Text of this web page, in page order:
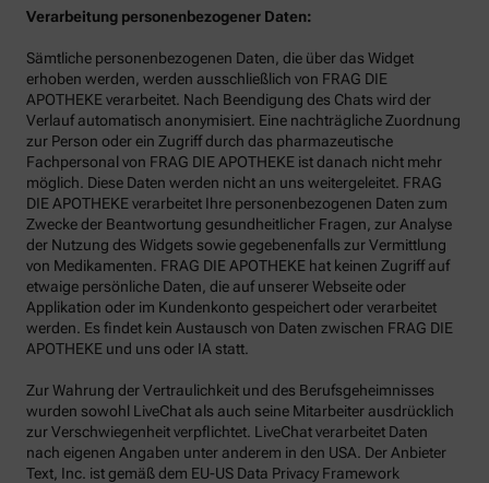
Verarbeitung personenbezogener Daten:
Sämtliche personenbezogenen Daten, die über das Widget
erhoben werden, werden ausschließlich von FRAG DIE
APOTHEKE verarbeitet. Nach Beendigung des Chats wird der
Verlauf automatisch anonymisiert. Eine nachträgliche Zuordnung
zur Person oder ein Zugriff durch das pharmazeutische
Fachpersonal von FRAG DIE APOTHEKE ist danach nicht mehr
möglich. Diese Daten werden nicht an uns weitergeleitet. FRAG
DIE APOTHEKE verarbeitet Ihre personenbezogenen Daten zum
Zwecke der Beantwortung gesundheitlicher Fragen, zur Analyse
der Nutzung des Widgets sowie gegebenenfalls zur Vermittlung
von Medikamenten. FRAG DIE APOTHEKE hat keinen Zugriff auf
etwaige persönliche Daten, die auf unserer Webseite oder
Applikation oder im Kundenkonto gespeichert oder verarbeitet
werden. Es findet kein Austausch von Daten zwischen FRAG DIE
APOTHEKE und uns oder IA statt.
Zur Wahrung der Vertraulichkeit und des Berufsgeheimnisses
wurden sowohl LiveChat als auch seine Mitarbeiter ausdrücklich
zur Verschwiegenheit verpflichtet. LiveChat verarbeitet Daten
nach eigenen Angaben unter anderem in den USA. Der Anbieter
Text, Inc. ist gemäß dem EU-US Data Privacy Framework